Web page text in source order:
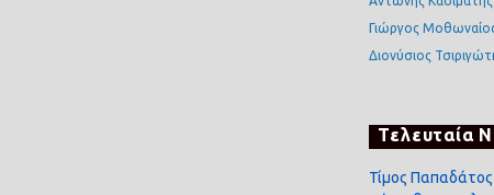
Γιώργος
Διονύσιος
Τελευταία
Τίμος